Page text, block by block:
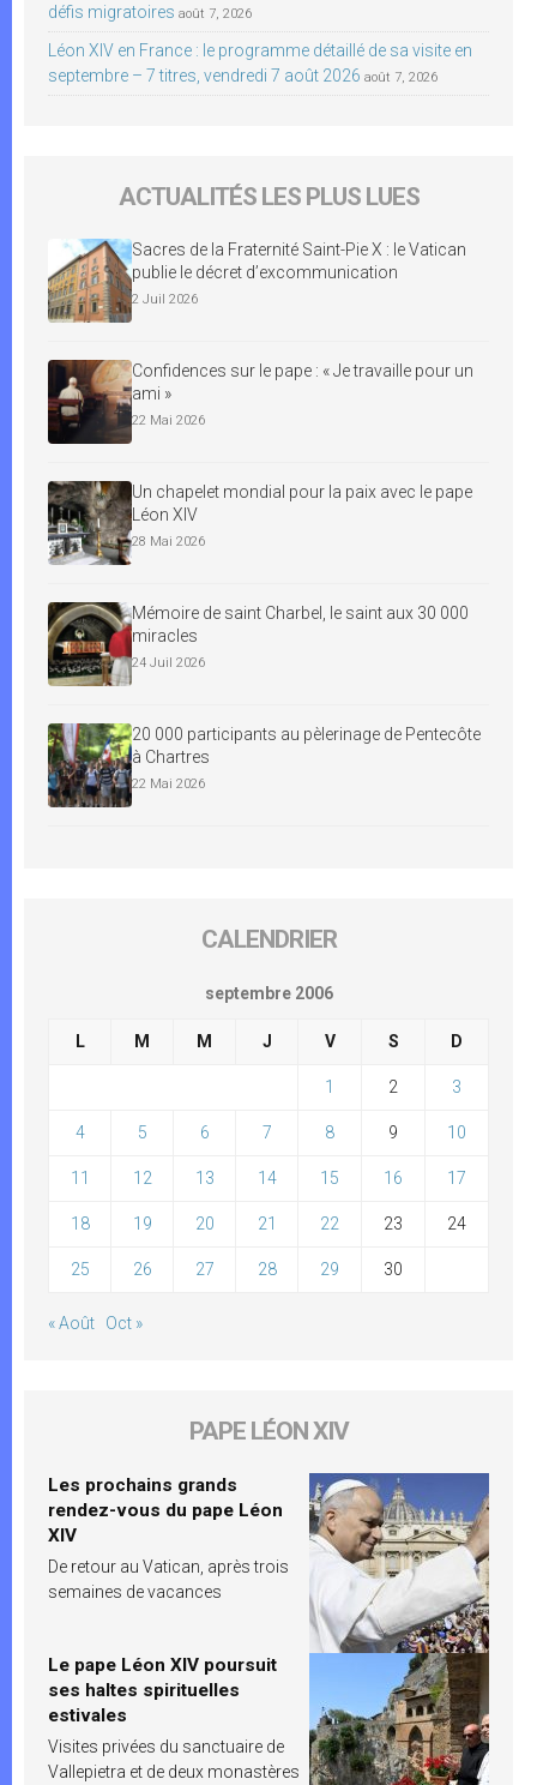
défis migratoires août 7, 2026
Léon XIV en France : le programme détaillé de sa visite en
septembre – 7 titres, vendredi 7 août 2026 août 7, 2026
ACTUALITÉS LES PLUS LUES
Sacres de la Fraternité Saint-Pie X : le Vatican
publie le décret d’excommunication
2 Juil 2026
Confidences sur le pape : « Je travaille pour un
ami »
22 Mai 2026
Un chapelet mondial pour la paix avec le pape
Léon XIV
28 Mai 2026
Mémoire de saint Charbel, le saint aux 30 000
miracles
24 Juil 2026
20 000 participants au pèlerinage de Pentecôte
à Chartres
22 Mai 2026
CALENDRIER
septembre 2006
L M M J V S D
1 2 3
4 5 6 7 8 9 10
11 12 13 14 15 16 17
18 19 20 21 22 23 24
25 26 27 28 29 30
« Août Oct »
PAPE LÉON XIV
Les prochains grands
rendez-vous du pape Léon
XIV
De retour au Vatican, après trois
semaines de vacances
Le pape Léon XIV poursuit
ses haltes spirituelles
estivales
Visites privées du sanctuaire de
Vallepietra et de deux monastères